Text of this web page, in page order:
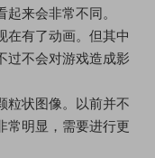
来会非常不同。
在有了动画。但其中
过不会对游戏造成影
粒状图像。以前并不
常明显，需要进行更